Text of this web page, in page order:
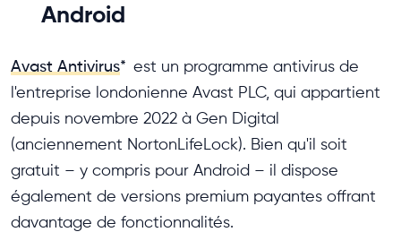
Android
Avast Antivirus* est un programme antivirus de
l'entreprise londonienne Avast PLC, qui appartient
depuis novembre 2022 à Gen Digital
(anciennement NortonLifeLock). Bien qu'il soit
gratuit – y compris pour Android – il dispose
également de versions premium payantes offrant
davantage de fonctionnalités.